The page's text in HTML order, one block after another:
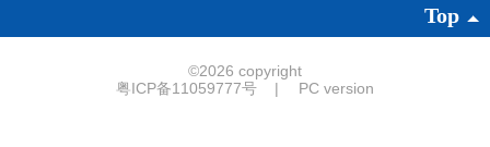
Top
©2026 copyright
粤ICP备11059777号
| PC version